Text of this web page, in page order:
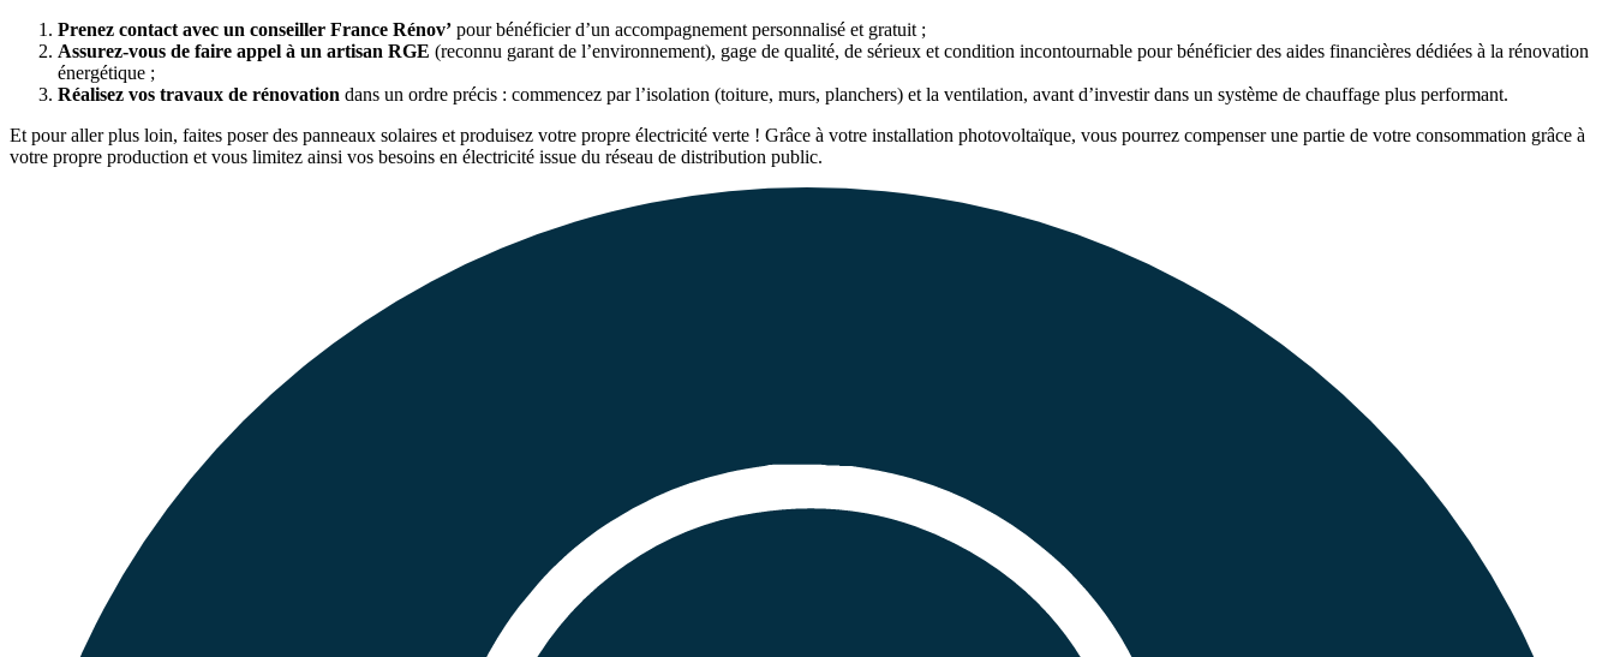
Prenez contact avec un conseiller France Rénov’ pour bénéficier d’un accompagnement personnalisé et gratuit ;
Assurez-vous de faire appel à un artisan RGE (reconnu garant de l’environnement), gage de qualité, de sérieux et condition incontournable pour bénéficier des aides financières dédiées à la rénovation
énergétique ;
Réalisez vos travaux de rénovation dans un ordre précis : commencez par l’isolation (toiture, murs, planchers) et la ventilation, avant d’investir dans un système de chauffage plus performant.
Et pour aller plus loin, faites poser des panneaux solaires et produisez votre propre électricité verte ! Grâce à votre installation photovoltaïque, vous pourrez compenser une partie de votre consommation grâce à
votre propre production et vous limitez ainsi vos besoins en électricité issue du réseau de distribution public.